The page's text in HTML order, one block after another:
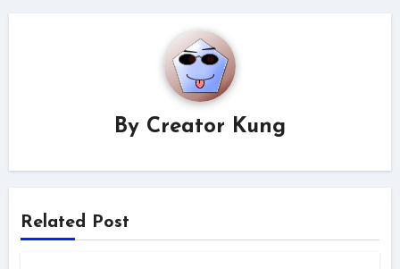
By Creator Kung
Related Post